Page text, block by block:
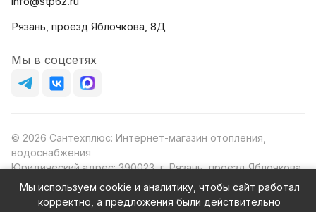
Рязань, проезд Яблочкова, 8Д
Мы в соцсетях
© 2026 Сантехплюс: Интернет-магазин отопления,
водоснабжения
Юридический адрес: 390023, г. Рязань, проезд Яблочкова,
д.8Ж
ИНН/КПП: 6230087631/623001001
Мы используем cookie и аналитику, чтобы сайт работал
корректно, а предложения были действительно